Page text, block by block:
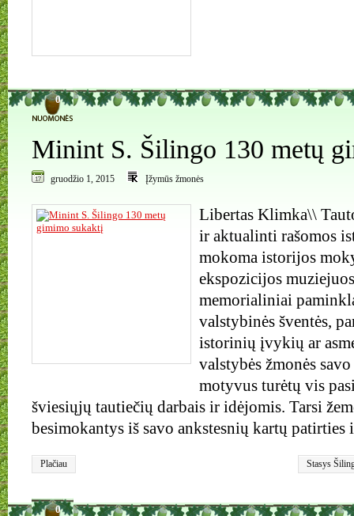
0
Minint S. Šilingo 130 metų
gruodžio 1, 2015 Įžymūs žmonės
Libertas Klimka\\
ir aktualinti rašomos
mokoma istorijos
ekspozicijos
memorialiniai
valstybinės šventės,
istorinių įvykių ar
valstybės žmonės
motyvus turėtų vis
šviesiųjų tautiečių darbais ir idėjomis. Tarsi
besimokantys iš savo ankstesnių kartų
Plačiau Stasys
0